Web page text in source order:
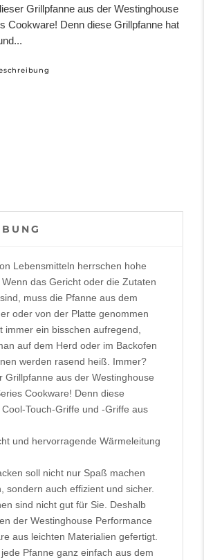
Grillpfanne aus der Westinghouse
Cookware! Denn diese Grillpfanne hat
Lebensmitteln herrschen hohe
das Gericht oder die Zutaten
muss die Pfanne aus dem
oder von der Platte genommen
immer ein bisschen aufregend,
auf dem Herd oder im Backofen
werden rasend heiß. Immer?
Grillpfanne aus der Westinghouse
Cookware! Denn diese
Touch-Griffe und -Griffe aus
und hervorragende Wärmeleitung
soll nicht nur Spaß machen
sondern auch effizient und sicher.
sind nicht gut für Sie. Deshalb
der Westinghouse Performance
aus leichten Materialien gefertigt.
Pfanne ganz einfach aus dem